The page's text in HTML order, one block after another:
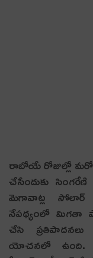
రాబోయే రోజుల్లో మరో
చేసేందుకు
మెగావాట్ల సోలార్‌
నేపథ్యంలో మిగ‌తా
చేసి
యోచనలో ఉంది.